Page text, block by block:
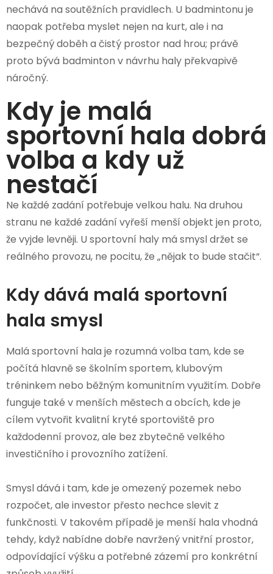
nechává na soutěžních pravidlech. U badmintonu je
naopak potřeba myslet nejen na kurt, ale i na
bezpečný doběh a čistý prostor nad hrou; právě
proto bývá badminton v návrhu haly překvapivě
náročný.
Kdy je malá
sportovní hala dobrá
volba a kdy už
nestačí
Ne každé zadání potřebuje velkou halu. Na druhou
stranu ne každé zadání vyřeší menší objekt jen proto,
že vyjde levněji. U sportovní haly má smysl držet se
reálného provozu, ne pocitu, že „nějak to bude stačit“.
Kdy dává malá sportovní
hala smysl
Malá sportovní hala je rozumná volba tam, kde se
počítá hlavně se školním sportem, klubovým
tréninkem nebo běžným komunitním využitím. Dobře
funguje také v menších městech a obcích, kde je
cílem vytvořit kvalitní kryté sportoviště pro
každodenní provoz, ale bez zbytečně velkého
investičního i provozního zatížení.
Smysl dává i tam, kde je omezený pozemek nebo
rozpočet, ale investor přesto nechce slevit z
funkčnosti. V takovém případě je menší hala vhodná
tehdy, když nabídne dobře navržený vnitřní prostor,
odpovídající výšku a potřebné zázemí pro konkrétní